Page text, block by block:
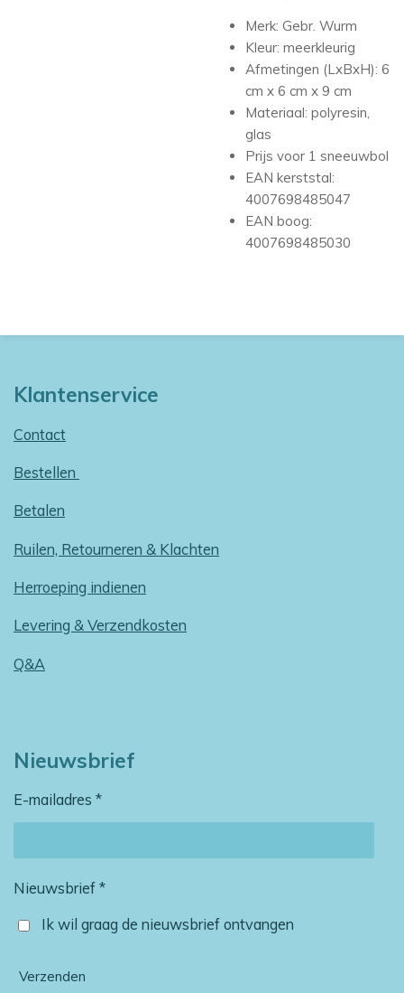
Merk: Gebr. Wurm
Kleur: meerkleurig
Afmetingen (LxBxH): 6
cm x 6 cm x 9 cm
Materiaal: polyresin,
glas
Prijs voor 1 sneeuwbol
EAN kerststal:
4007698485047
EAN boog:
4007698485030
Klantenservice
Contact
Bestellen
Betalen
Ruilen, Retourneren & Klachten
Herroeping indienen
Levering & Verzendkosten
Q&A
Nieuwsbrief
E-mailadres *
Nieuwsbrief *
Ik wil graag de nieuwsbrief ontvangen
Verzenden